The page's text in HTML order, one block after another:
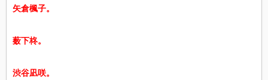
矢倉楓子。
薮下柊。
渋谷凪咲。